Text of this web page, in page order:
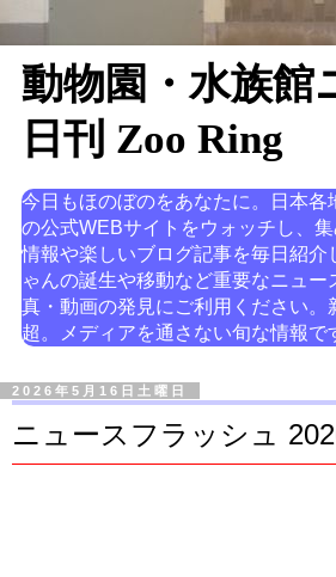
動物園・水族館
日刊 Zoo Ring
今日もほのぼのをあなたに。日本各
の公式WEBサイトをウォッチし、
情報や楽しいブログ記事を毎日紹介
ゃんの誕生や移動など重要なニュー
真・動画の発見にご利用ください。
超。メディアを通さない旬な情報で
2026年5月16日土曜日
ニュースフラッシュ